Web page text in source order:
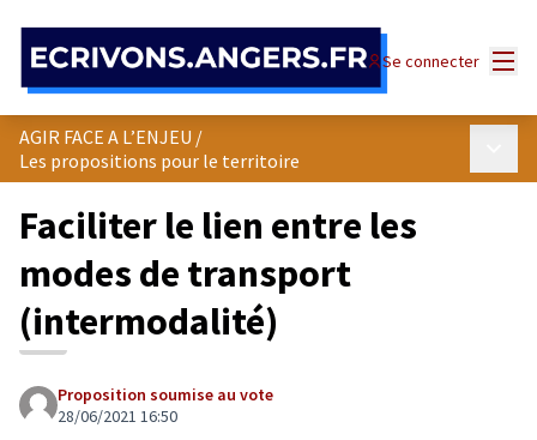
Se connecter
AGIR FACE A L’ENJEU /
Les propositions pour le territoire
Faciliter le lien entre les
modes de transport
(intermodalité)
Proposition soumise au vote
28/06/2021 16:50